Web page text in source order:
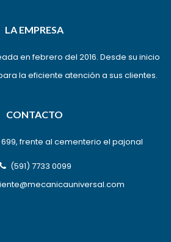
LA EMPRESA
en febrero del 2016. Desde su inicio
la eficiente atención a sus clientes.
CONTACTO
699, frente al cementerio el pajonal
(591) 7733 0099